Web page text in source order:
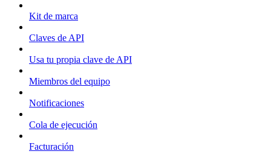
Kit de marca
Claves de API
Usa tu propia clave de API
Miembros del equipo
Notificaciones
Cola de ejecución
Facturación